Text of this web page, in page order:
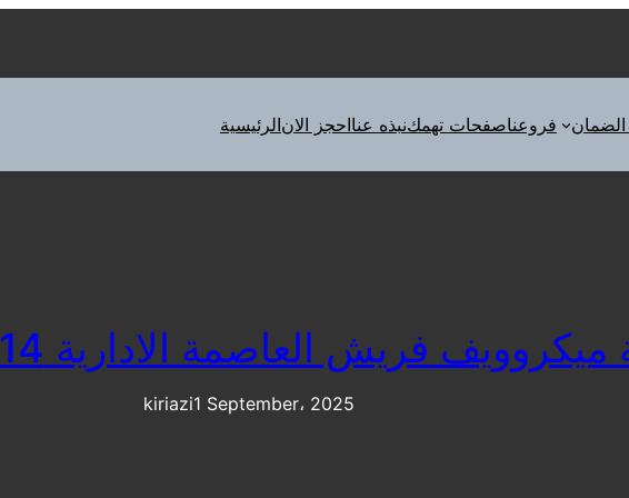
الرئيسيةاحجز الاننبذه عناصفحات تهمكفروعنا
فريش العاصمة الادارية 01010916814
kiriazi1 September، 2025